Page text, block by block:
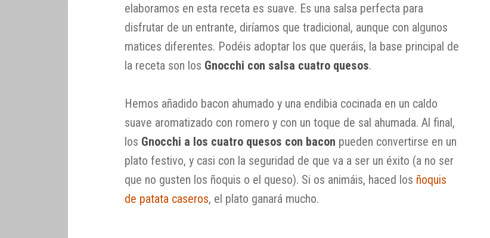
elaboramos en esta receta es suave. Es una salsa perfecta para
disfrutar de un entrante, diríamos que tradicional, aunque con algunos
matices diferentes. Podéis adoptar los que queráis, la base principal de
la receta son los Gnocchi con salsa cuatro quesos.
Hemos añadido bacon ahumado y una endibia cocinada en un caldo
suave aromatizado con romero y con un toque de sal ahumada. Al final,
los Gnocchi a los cuatro quesos con bacon pueden convertirse en un
plato festivo, y casi con la seguridad de que va a ser un éxito (a no ser
que no gusten los ñoquis o el queso). Si os animáis, haced los ñoquis
de patata caseros, el plato ganará mucho.